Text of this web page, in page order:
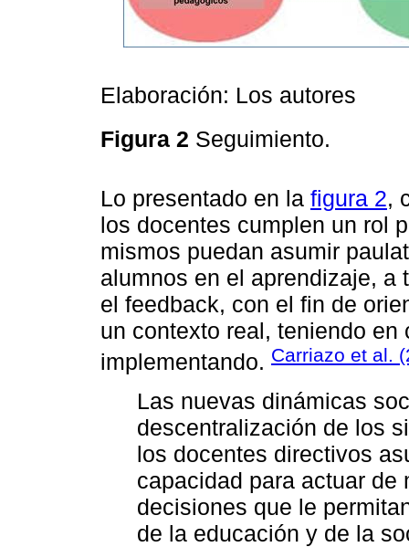
Elaboración: Los autores
Figura 2 Seguimiento.
Lo presentado en la figura 2,
los docentes cumplen un rol
mismos puedan asumir
alumnos en el aprendizaje, a
el feedback, con el fin de
un contexto real, teniendo
implementando. Carriazo et al.
Las nuevas dinámicas
descentralización de los
los docentes directivos
capacidad para actuar de
decisiones que le
de la educación y de la